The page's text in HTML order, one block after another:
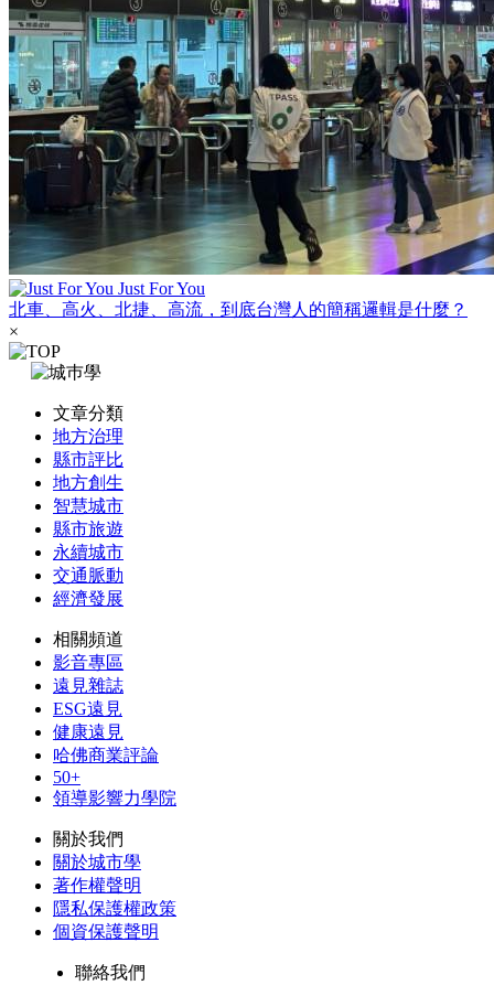
Just For You
北車、高火、北捷、高流，到底台灣人的簡稱邏輯是什麼？
×
文章分類
地方治理
縣市評比
地方創生
智慧城市
縣市旅遊
永續城市
交通脈動
經濟發展
相關頻道
影音專區
遠見雜誌
ESG遠見
健康遠見
哈佛商業評論
50+
領導影響力學院
關於我們
關於城市學
著作權聲明
隱私保護權政策
個資保護聲明
聯絡我們